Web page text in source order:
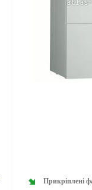
Прикріплені